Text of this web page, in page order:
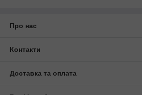
Про нас
Контакти
Доставка та оплата